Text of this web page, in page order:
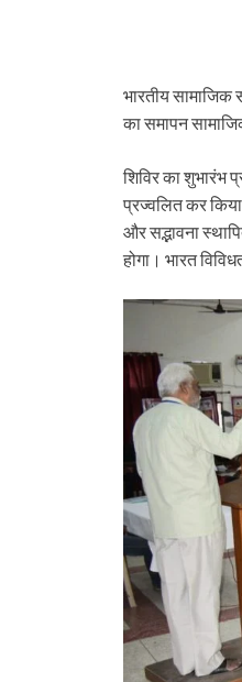
भारतीय सामाजिक
का समापन
शिविर का शुभारंभ
प्रज्वलित कर
और सद्भावना
होगा। भारत